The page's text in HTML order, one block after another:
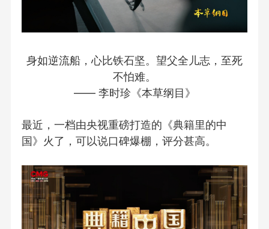
身如逆流船，心比铁石坚。望父全儿志，至死
不怕难。
—— 李时珍《本草纲目》
最近，一档由央视重磅打造的《典籍里的中
国》火了，可以说口碑爆棚，评分甚高。